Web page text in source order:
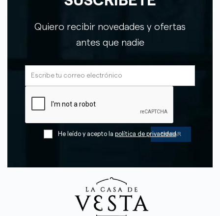
Quiero recibir novedades y ofertas
antes que nadie
He leído y acepto la política de privacidad